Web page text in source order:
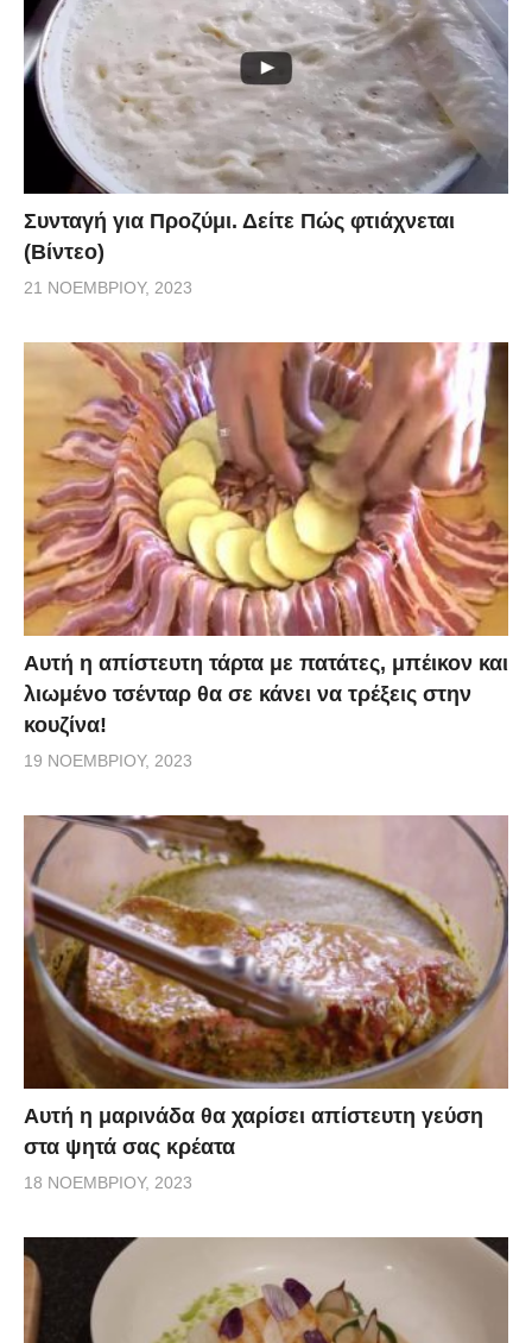
Συνταγή για Προζύμι. Δείτε Πώς φτιάχνεται
(Βίντεο)
21 ΝΟΕΜΒΡΊΟΥ, 2023
Αυτή η απίστευτη τάρτα με πατάτες, μπέικον και
λιωμένο τσένταρ θα σε κάνει να τρέξεις στην
κουζίνα!
19 ΝΟΕΜΒΡΊΟΥ, 2023
Αυτή η μαρινάδα θα χαρίσει απίστευτη γεύση
στα ψητά σας κρέατα
18 ΝΟΕΜΒΡΊΟΥ, 2023